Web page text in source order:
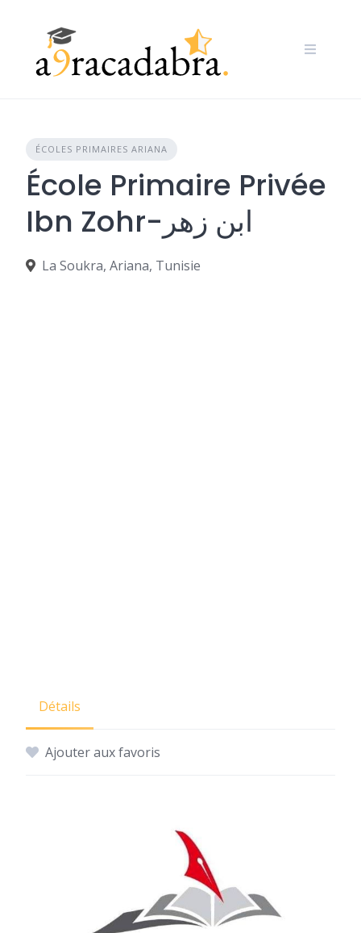
ÉCOLES PRIMAIRES ARIANA
École Primaire Privée
Ibn Zohr-ابن زهر
La Soukra, Ariana, Tunisie
Détails
Ajouter aux favoris